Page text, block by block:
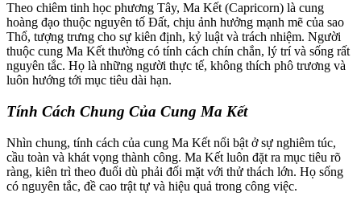
Theo chiêm tinh học phương Tây, Ma Kết (Capricorn) là cung
hoàng đạo thuộc nguyên tố Đất, chịu ảnh hưởng mạnh mẽ của sao
Thổ, tượng trưng cho sự kiên định, kỷ luật và trách nhiệm. Người
thuộc cung Ma Kết thường có tính cách chín chắn, lý trí và sống rất
nguyên tắc. Họ là những người thực tế, không thích phô trương và
luôn hướng tới mục tiêu dài hạn.
Tính Cách Chung Của Cung Ma Kết
Nhìn chung, tính cách của cung Ma Kết nổi bật ở sự nghiêm túc,
cầu toàn và khát vọng thành công. Ma Kết luôn đặt ra mục tiêu rõ
ràng, kiên trì theo đuổi dù phải đối mặt với thử thách lớn. Họ sống
có nguyên tắc, đề cao trật tự và hiệu quả trong công việc.